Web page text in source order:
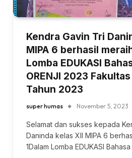
Kendra Gavin Tri
MIPA 6 berhasil
Lomba EDUKASI
ORENJI 2023
Tahun 2023
super humas November 5, 2023
Selamat dan sukses kepada
Daninda kelas XII MIPA 6
1Dalam Lomba EDUKASI